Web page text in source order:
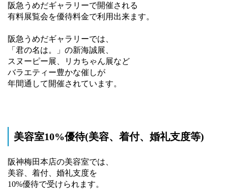
阪急うめだギャラリーで開催される
有料展覧会を優待料金で利用出来ます。
阪急うめだギャラリーでは、
「君の名は。」の新海誠展、
スヌーピー展、リカちゃん展など
バラエティー豊かな催しが
年間通して開催されています。
美容室10%優待(美容、着付、婚礼支度等)
阪神梅田本店の美容室では、
美容、着付、婚礼支度を
10%優待で受けられます。